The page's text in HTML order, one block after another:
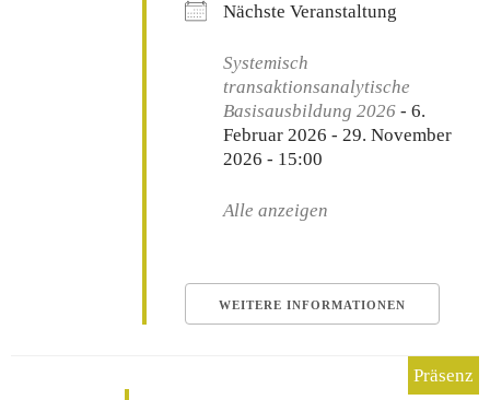
Nächste Veranstaltung
Systemisch
transaktionsanalytische
Basisausbildung 2026 - 6.
Februar 2026 - 29. November
2026 - 15:00
Alle anzeigen
WEITERE INFORMATIONEN